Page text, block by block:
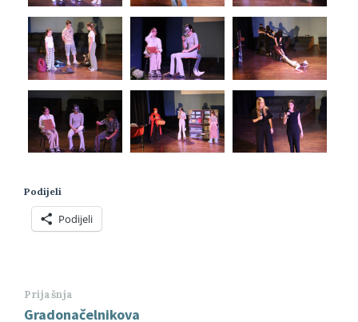
Podijeli
Podijeli
Prijašnja
Gradonačelnikova